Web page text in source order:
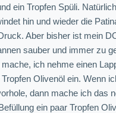
ein Tropfen Spüli. Natürlich
hin und wieder die
Aber bisher ist mein
sauber und immer zu
ich nehme einen
Olivenöl ein. Wenn
dann mache ich das
ein paar Tropfen